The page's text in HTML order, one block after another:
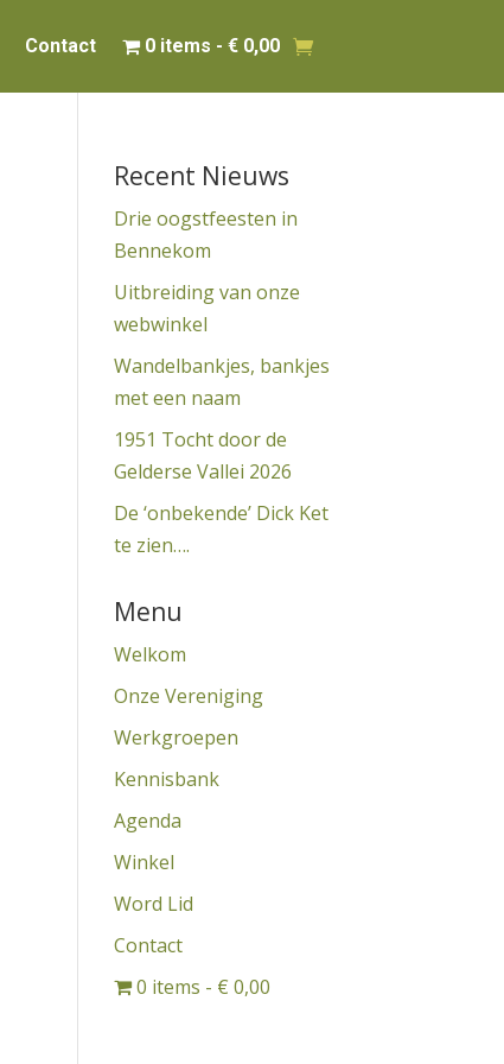
Contact 0 items € 0,00
Recent Nieuws
Drie oogstfeesten in
Bennekom
Uitbreiding van onze
webwinkel
Wandelbankjes, bankjes
met een naam
1951 Tocht door de
Gelderse Vallei 2026
De ‘onbekende’ Dick Ket
te zien….
Menu
Welkom
Onze Vereniging
Werkgroepen
Kennisbank
Agenda
Winkel
Word Lid
Contact
0 items
€ 0,00